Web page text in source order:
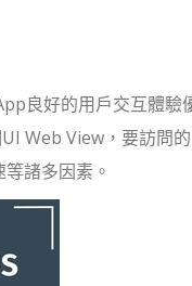
良好的用戶交互體驗
Web View，要訪問
諸多因素。